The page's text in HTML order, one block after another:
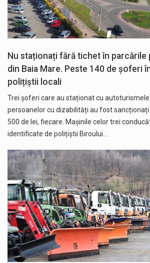
Nu staționați fără tichet în parcările
din Baia Mare. Peste 140 de șoferi
polițiștii locali
Trei șoferi care au staționat cu
persoanelor cu dizabilități au fost sancționați
500 de lei, fiecare. Mașinile celor trei
identificate de polițiștii Biroului…